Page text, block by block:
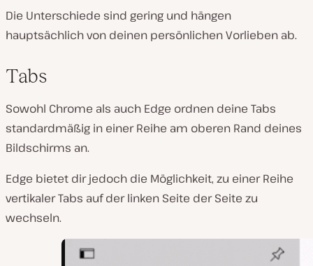
Die Unterschiede sind gering und hängen
hauptsächlich von deinen persönlichen Vorlieben ab.
Tabs
Sowohl Chrome als auch Edge ordnen deine Tabs
standardmäßig in einer Reihe am oberen Rand deines
Bildschirms an.
Edge bietet dir jedoch die Möglichkeit, zu einer Reihe
vertikaler Tabs auf der linken Seite der Seite zu
wechseln.